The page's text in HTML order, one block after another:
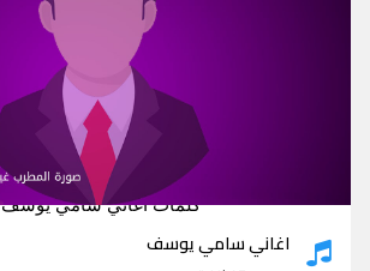
كلمات اغاني سامي يوسف
اغاني سامي يوسف